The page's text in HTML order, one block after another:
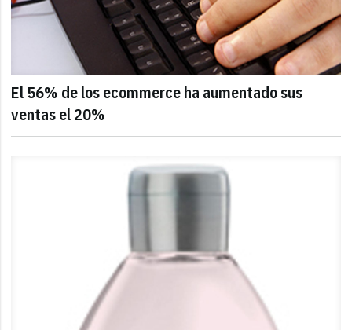
El 56% de los ecommerce ha aumentado sus
ventas el 20%